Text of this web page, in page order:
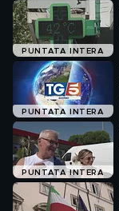
PUNTATA INTERA
PUNTATA INTERA
PUNTATA INTERA